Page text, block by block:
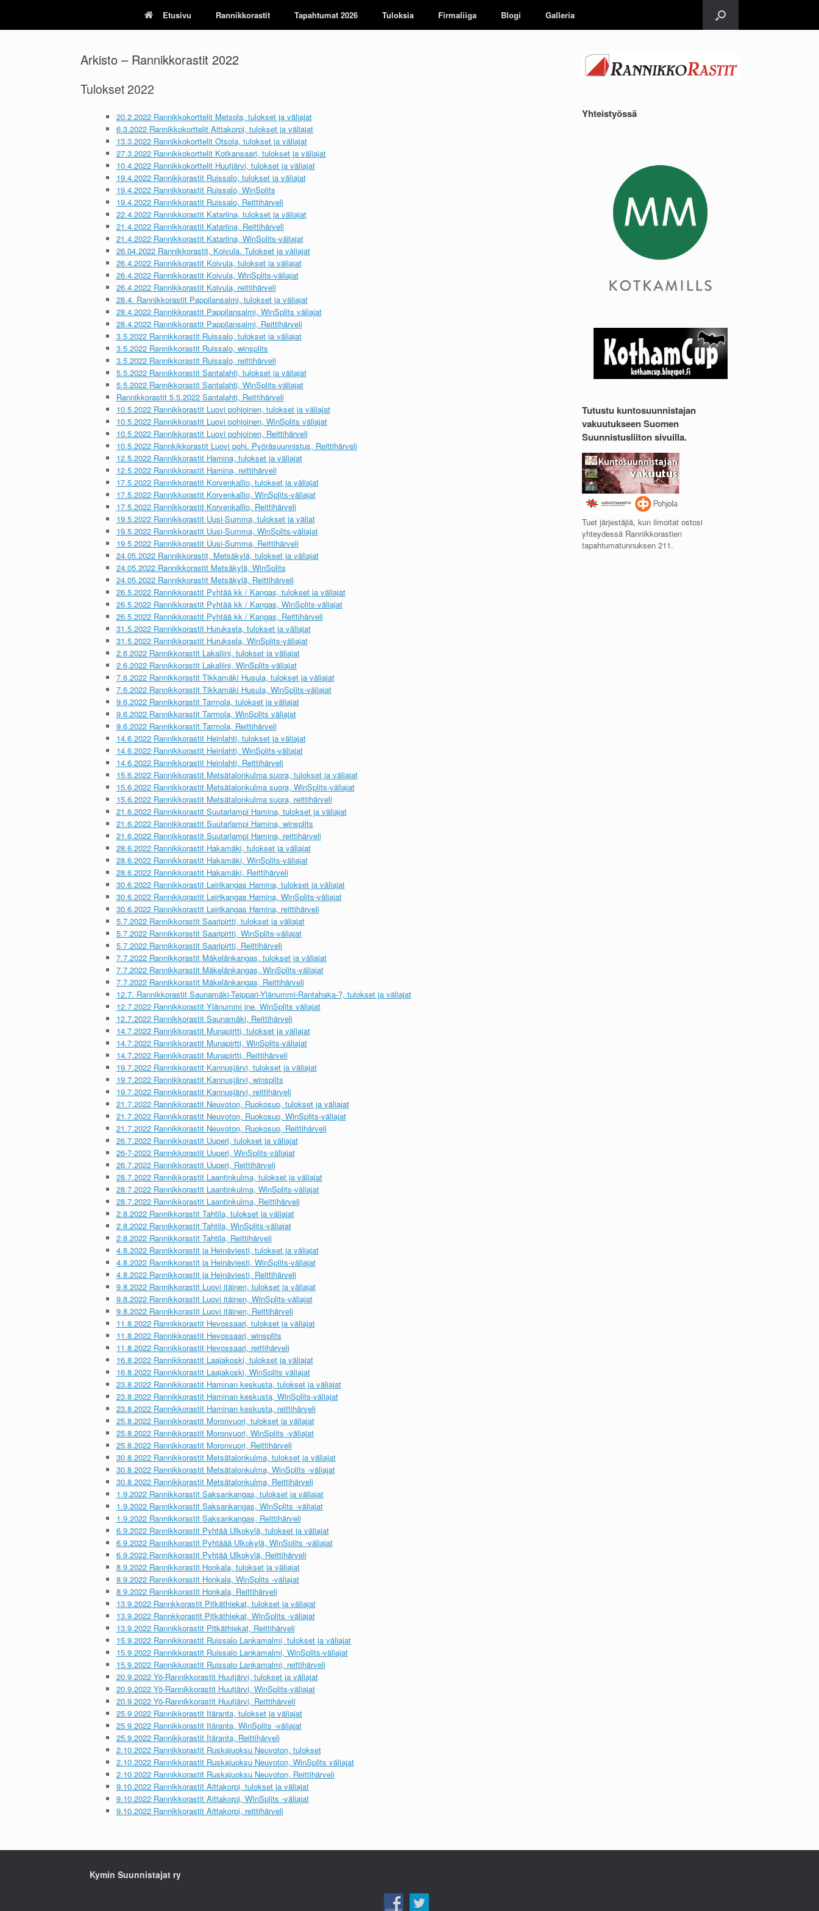
content
Etusivu Rannikkorastit Tapahtumat 2026 Tuloksia Firmaliiga Blogi Galleria
Arkisto – Rannikkorastit 2022
Tulokset 2022
20.2.2022 Rannikkokorttelit Metsola, tulokset ja väliajat
6.3.2022 Rannikkokorttelit Aittakorpi, tulokset ja väliajat
13.3.2022 Rannikkokorttelit Otsola, tulokset ja väliajat
27.3.2022 Rannikkokorttelit Kotkansaari, tulokset ja väliajat
10.4.2022 Rannikkokorttelit Huutjärvi, tulokset ja väliajat
19.4.2022 Rannikkorastit Ruissalo, tulokset ja väliajat
19.4.2022 Rannikkorastit Ruissalo, WinSplits
19.4.2022 Rannikkorastit Ruissalo, Reittihärveli
22.4.2022 Rannikkorastit Katariina, tulokset ja väliajat
21.4.2022 Rannikkorastit Katariina, Reittihärveli
21.4.2022 Rannikkorastit Katariina, WinSplits-väliajat
26.04.2022 Rannikkorastit, Koivula. Tulokset ja väliajat
26.4.2022 Rannikkorastit Koivula, tulokset ja väliajat
26.4.2022 Rannikkorastit Koivula, WinSplits-väliajat
26.4.2022 Rannikkorastit Koivula, reittihärveli
28.4. Rannikkorastit Pappilansalmi, tulokset ja väliajat
28.4.2022 Rannikkorastit Pappilansalmi, WinSplits väliajat
28.4.2022 Rannikkorastit Pappilansalmi, Reittihärveli
3.5.2022 Rannikkorastit Ruissalo, tulokset ja väliajat
3.5.2022 Rannikkorastit Ruissalo, winsplits
3.5.2022 Rannikkorastit Ruissalo, reittihärveli
5.5.2022 Rannikkorastit Santalahti, tulokset ja väliajat
5.5.2022 Rannikkorastit Santalahti, WinSplits-väliajat
Rannikkorastit 5.5.2022 Santalahti, Reittihärveli
10.5.2022 Rannikkorastit Luovi pohjoinen, tulokset ja väliajat
10.5.2022 Rannikkorastit Luovi pohjoinen, WinSplits väliajat
10.5.2022 Rannikkorastit Luovi pohjoinen, Reittihärveli
10.5.2022 Rannkikkorastit Luovi pohj. Pyöräsuunnistus, Reittihärveli
12.5.2022 Rannikkorastit Hamina, tulokset ja väliajat
12.5.2022 Rannikkorastit Hamina, reittihärveli
17.5.2022 Rannikkorastit Korvenkallio, tulokset ja väliajat
17.5.2022 Rannikkorastit Korvenkallio, WinSplits-väliajat
17.5.2022 Rannikkorastit Korvenkallio, Reittihärveli
19.5.2022 Rannikkorastit Uusi-Summa, tulokset ja väliat
19.5.2022 Rannikkorastit Uusi-Summa, WinSplits-väliajat
19.5.2022 Rannikkorastit Uusi-Summa, Reittihärveli
24.05.2022 Rannikkorastit, Metsäkylä, tulokset ja väliajat
24.05.2022 Rannikkorastit Metsäkylä, WinSplits
24.05.2022 Rannikkorastit Metsäkylä, Reittihärveli
26.5.2022 Rannikkorastit Pyhtää kk / Kangas, tulokset ja väliajat
26.5.2022 Rannikkorastit Pyhtää kk / Kangas, WinSplits-väliajat
26.5.2022 Rannikkorastit Pyhtää kk / Kangas, Reittihärveli
31.5.2022 Rannikkorastit Huruksela, tulokset ja väliajat
31.5.2022 Rannikkorastit Huruksela, WinSplits-väliajat
2.6.2022 Rannikkorastit Lakaliini, tulokset ja väliajat
2.6.2022 Rannikkorastit Lakaliini, WinSplits-väliajat
7.6.2022 Rannikkorastit Tikkamäki Husula, tulokset ja väliajat
7.6.2022 Rannikkorastit Tikkamäki Husula, WinSplits-väliajat
9.6.2022 Rannikkorastit Tarmola, tulokset ja väliajat
9.6.2022 Rannikkorastit Tarmola, WinSplits väliajat
9.6.2022 Rannikkorastit Tarmola, Reittihärveli
14.6.2022 Rannikkorastit Heinlahti, tulokset ja väliajat
14.6.2022 Rannikkorastit Heinlahti, WinSplits-väliajat
14.6.2022 Rannikkorastit Heinlahti, Reittihärveli
15.6.2022 Rannikkorastit Metsätalonkulma suora, tulokset ja väliajat
15.6.2022 Rannikkorastit Metsätalonkulma suora, WinSplits-väliajat
15.6.2022 Rannikkorastit Metsätalonkulma suora, reittihärveli
21.6.2022 Rannikkorastit Suutarlampi Hamina, tulokset ja väliajat
21.6.2022 Rannikkorastit Suutarlampi Hamina, winsplits
21.6.2022 Rannikkorastit Suutarlampi Hamina, reittihärveli
28.6.2022 Rannikkorastit Hakamäki, tulokset ja väliajat
28.6.2022 Rannikkorastit Hakamäki, WinSplits-väliajat
28.6.2022 Rannikkorastit Hakamäki, Reittihärveli
30.6.2022 Rannikkorastit Leirikangas Hamina, tulokset ja väliajat
30.6.2022 Rannikkorastit Leirikangas Hamina, WinSplits-väliajat
30.6.2022 Rannikkorastit Leirikangas Hamina, reittihärveli
5.7.2022 Rannikkorastit Saaripirtti, tulokset ja väliajat
5.7.2022 Rannikkorastit Saaripirtti, WinSplits-väliajat
5.7.2022 Rannikkorastit Saaripirtti, Reittihärveli
7.7.2022 Rannikkorastit Mäkelänkangas, tulokset ja väliajat
7.7.2022 Rannikkorastit Mäkelänkangas, WinSplits-väliajat
7.7.2022 Rannikkorastit Mäkelänkangas, Reittihärveli
12.7. Rannikkorastit Saunamäki-Teippari-Ylänummi-Rantahaka-?, tulokset ja väliajat
12.7.2022 Rannikkorastit Ylänummi jne. WinSplits väliajat
12.7.2022 Rannikkorastit Saunamäki, Reittihärveli
14.7.2022 Rannikkorastit Munapirtti, tulokset ja väliajat
14.7.2022 Rannikkorastit Munapirtti, WinSplits-väliajat
14.7.2022 Rannikkorastit Munapirtti, Reittihärveli
19.7.2022 Rannikkorastit Kannusjärvi, tulokset ja väliajat
19.7.2022 Rannikkorastit Kannusjärvi, winsplits
19.7.2022 Rannikkorastit Kannusjärvi, reittihärveli
21.7.2022 Rannikkorastit Neuvoton, Ruokosuo, tulokset ja väliajat
21.7.2022 Rannikkorastit Neuvoton, Ruokosuo, WinSplits-väliajat
21.7.2022 Rannikkorastit Neuvoton, Ruokosuo, Reittihärveli
26.7.2022 Rannikkorastit Uuperi, tulokset ja väliajat
26-7-2022 Rannikkorastit Uuperi, WinSplits-väliajat
26.7.2022 Rannikkorastit Uuperi, Reittihärveli
28.7.2022 Rannikkorastit Laantinkulma, tulokset ja väliajat
28.7.2022 Rannikkorastit Laantinkulma, WinSplits-väliajat
28.7.2022 Rannikkorastit Laantinkulma, Reittihärveli
2.8.2022 Rannikkorastit Tahtila, tulokset ja väliajat
2.8.2022 Rannikkorastit Tahtila, WinSplits-väliajat
2.8.2022 Rannikkorastit Tahtila, Reittihärveli
4.8.2022 Rannikkorastit ja Heinäviesti, tulokset ja väliajat
4.8.2022 Rannikkorastit ja Heinäviesti, WinSplits-väliajat
4.8.2022 Rannikkorastit ja Heinäviesti, Reittihärveli
9.8.2022 Rannikkorastit Luovi itäinen, tulokset ja väliajat
9.8.2022 Rannikkorastit Luovi itäinen, WinSplits-väliajat
9.8.2022 Rannikkorastit Luovi itäinen, Reittihärveli
11.8.2022 Rannikkorastit Hevossaari, tulokset ja väliajat
11.8.2022 Rannikkorastit Hevossaari, winsplits
11.8.2022 Rannikkorastit Hevossaari, reittihärveli
16.8.2022 Rannikkorastit Laajakoski, tulokset ja väliajat
16.8.2022 Rannikkorastit Laajakoski, WinSplits väliajat
23.8.2022 Rannikkorastit Haminan keskusta, tulokset ja väliajat
23.8.2022 Rannikkorastit Haminan keskusta, WinSplits-väliajat
23.8.2022 Rannikkorastit Haminan keskusta, reittihärveli
25.8.2022 Rannikkorastit Moronvuori, tulokset ja väliajat
25.8.2022 Rannikkorastit Moronvuori, WinSplits -väliajat
25.8.2022 Rannikkorastit Moronvuori, Reittihärveli
30.8.2022 Rannikkorastit Metsätalonkulma, tulokset ja väliajat
30.8.2022 Rannikkorastit Metsätalonkulma, WinSplits -väliajat
30.8.2022 Rannikkorastit Metsätalonkulma, Reittihärveli
1.9.2022 Rannikkorastit Saksankangas, tulokset ja väliajat
1.9.2022 Rannikkorastit Saksankangas, WinSplits -väliajat
1.9.2022 Rannikkorastit Saksankangas, Reittihärveli
6.9.2022 Rannikkorastit Pyhtää Ulkokylä, tulokset ja väliajat
6.9.2022 Rannikkorastit Pyhtäää Ulkokylä, WinSplits -väliajat
6.9.2022 Rannikkorastit Pyhtää Ulkokylä, Reittihärveli
8.9.2022 Rannikkorastit Honkala, tulokset ja väliajat
8.9.2022 Rannikkorastit Honkala, WinSplits -väliajat
8.9.2022 Rannikkorastit Honkala, Reittihärveli
13.9.2022 Rannkkorastit Pitkäthiekat, tulokset ja väliajat
13.9.2022 Rannkkorastit Pitkäthiekat, WinSplits -väliajat
13.9.2022 Rannikkorastit Pitkäthiekat, Reittihärveli
15.9.2022 Rannikkorastit Ruissalo Lankamalmi, tulokset ja väliajat
15.9.2022 Rannikkorastit Ruissalo Lankamalmi, WinSplits-väliajat
15.9.2022 Rannikkorastit Ruissalo Lankamalmi, reittihärveli
20.9.2022 Yö-Rannikkorastit Huutjärvi, tulokset ja väliajat
20.9.2022 Yö-Rannikkorastit Huutjärvi, WinSplits-väliajat
20.9.2022 Yö-Rannikkorastit Huutjärvi, Reittihärveli
25.9.2022 Rannikkorastit Itäranta, tulokset ja väliajat
25.9.2022 Rannikkorastit Itäranta, WinSplits -väliajat
25.9.2022 Rannikkorastit Itäranta, Reittihärveli
2.10.2022 Rannikkorastit Ruskajuoksu Neuvoton, tulokset
2.10.2022 Rannikkorastit Ruskajuoksu Neuvoton, WinSplits väliajat
2.10.2022 Rannikkorastit Ruskajuoksu Neuvoton, Reittihärveli
9.10.2022 Rannikkorastit Aittakorpi, tulokset ja väliajat
9.10.2022 Rannikkorastit Aittakorpi, WInSplits -väliajat
9.10.2022 Rannikkorastit Aittakorpi, reittihärveli
Yhteistyössä
Tutustu kuntosuunnistajan
vakuutukseen Suomen
Suunnistusliiton sivuilla.
Tuet järjestäjiä, kun ilmoitat ostosi
yhteydessä Rannikkorastien
tapahtumatunnuksen 211.
Kymin Suunnistajat ry